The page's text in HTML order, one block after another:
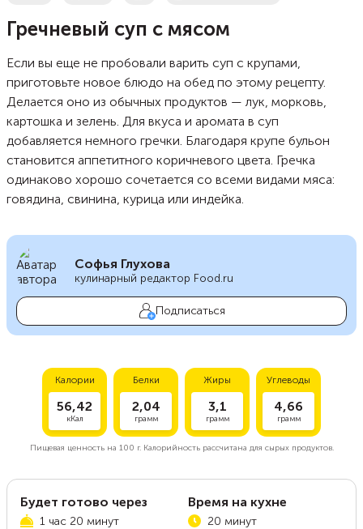
Гречневый суп с мясом
Если вы еще не пробовали варить суп с крупами,
приготовьте новое блюдо на обед по этому рецепту.
Делается оно из обычных продуктов — лук, морковь,
картошка и зелень. Для вкуса и аромата в суп
добавляется немного гречки. Благодаря крупе бульон
становится аппетитного коричневого цвета. Гречка
одинаково хорошо сочетается со всеми видами мяса:
говядина, свинина, курица или индейка.
Софья Глухова
кулинарный редактор Food.ru
Подписаться
Калории
56,42
кКал
Белки
2,04
грамм
Жиры
3,1
грамм
Углеводы
4,66
грамм
Пищевая ценность на 100 г.Калорийность рассчитана для сырых продуктов.
Будет готово через
1 час 20 минут
Время на кухне
20 минут